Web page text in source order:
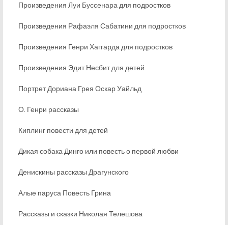
Произведения Луи Буссенара для подростков
Произведения Рафаэля Сабатини для подростков
Произведения Генри Хаггарда для подростков
Произведения Эдит Несбит для детей
Портрет Дориана Грея Оскар Уайльд
О. Генри рассказы
Киплинг повести для детей
Дикая собака Динго или повесть о первой любви
Денискины рассказы Драгунского
Алые паруса Повесть Грина
Рассказы и сказки Николая Телешова